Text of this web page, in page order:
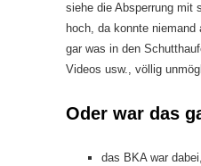
siehe die Absperrung mit
hoch, da konnte
gar was in den
Videos usw., völlig
Oder war das
das BKA war